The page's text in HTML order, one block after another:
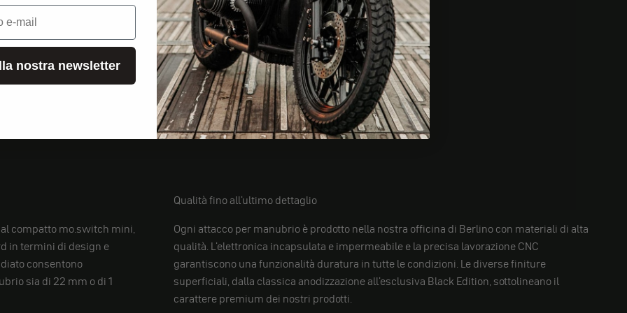
compatto mo.switch mini,
in termini di design e
consentono
sia di 22 mm o di 1
Qualità fino all'ultimo dettaglio
Ogni attacco per manubrio è prodotto nella nostra officina di Berlino con materiali di alta
qualità. L'elettronica incapsulata e impermeabile e la precisa lavorazione CNC
garantiscono una funzionalità duratura in tutte le condizioni. Le diverse finiture
superficiali, dalla classica anodizzazione all'esclusiva Black Edition, sottolineano il
carattere premium dei nostri prodotti.
nostra newsletter